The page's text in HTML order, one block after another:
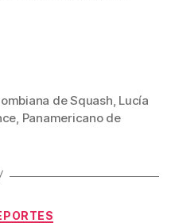
de Squash, Lucía
, Panamericano de